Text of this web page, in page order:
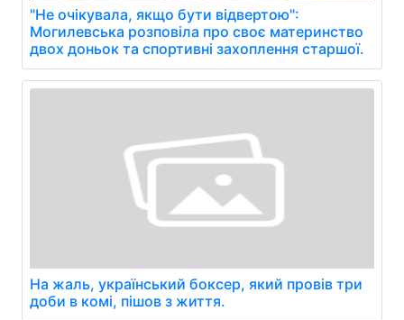
"Не очікувала, якщо бути відвертою":
Могилевська розповіла про своє материнство
двох доньок та спортивні захоплення старшої.
На жаль, український боксер, який провів три
доби в комі, пішов з життя.